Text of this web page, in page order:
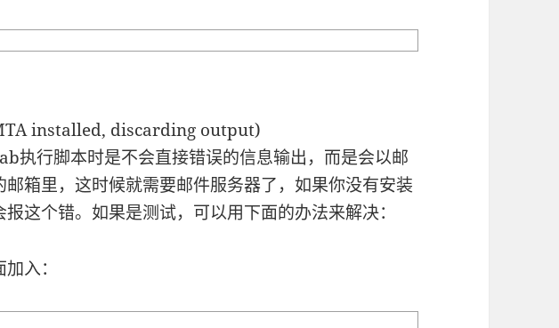
installed, discarding output)
执行脚本时是不会直接错误的信息输出，而是会以邮
箱里，这时候就需要邮件服务器了，如果你没有安装
这个错。如果是测试，可以用下面的办法来解决：
入：